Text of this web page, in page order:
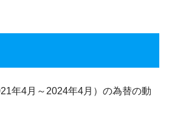
年4月～2024年4月）の為替の動